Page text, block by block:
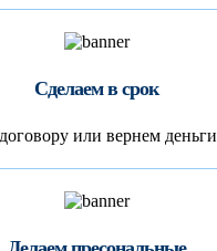
Сделаем в срок
или вернем деньги